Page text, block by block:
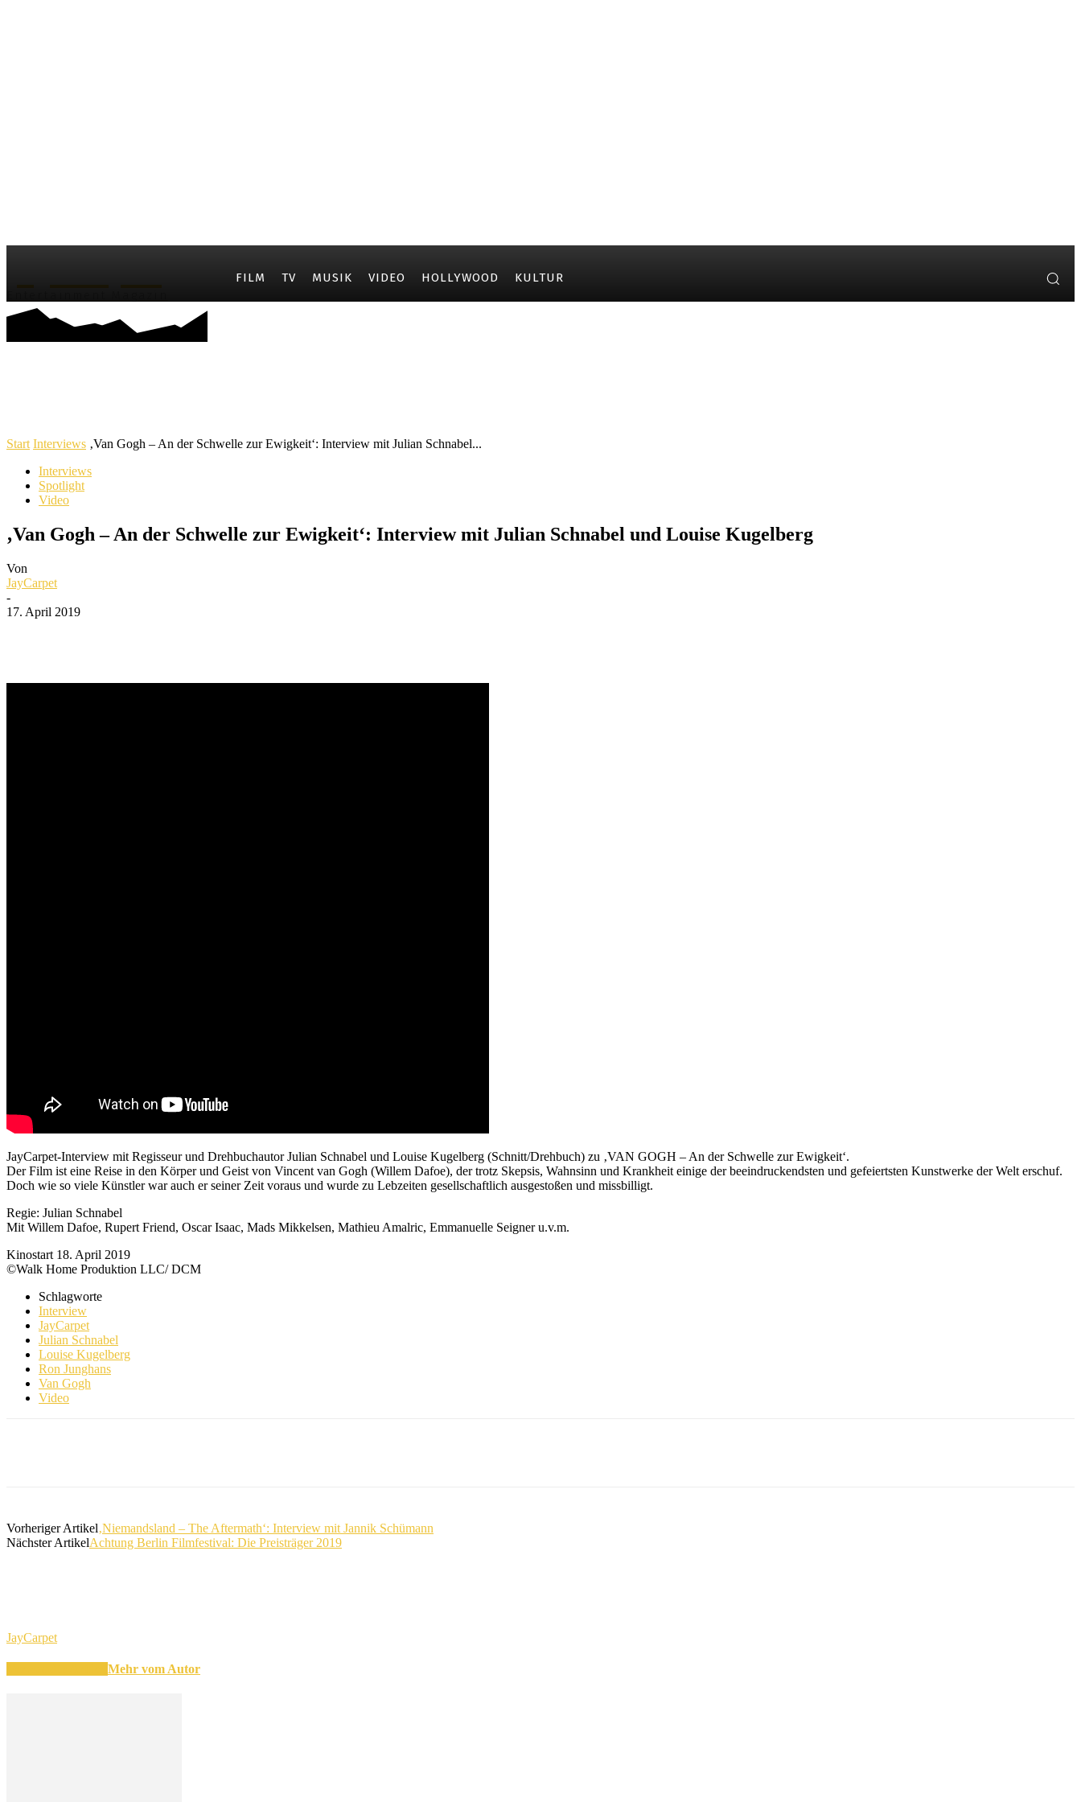
FILM TV MUSIK VIDEO HOLLYWOOD KULTUR
Start Interviews ‚Van Gogh – An der Schwelle zur Ewigkeit‘: Interview mit Julian Schnabel...
Interviews
Spotlight
Video
‚Van Gogh – An der Schwelle zur Ewigkeit‘: Interview mit Julian Schnabel und Louise Kugelberg
Von
JayCarpet
-
17. April 2019
JayCarpet-Interview mit Regisseur und Drehbuchautor Julian Schnabel und Louise Kugelberg (Schnitt/Drehbuch) zu ‚VAN GOGH – An der Schwelle zur Ewigkeit‘.
Der Film ist eine Reise in den Körper und Geist von Vincent van Gogh (Willem Dafoe), der trotz Skepsis, Wahnsinn und Krankheit einige der beeindruckendsten und gefeiertsten Kunstwerke der Welt erschuf.
Doch wie so viele Künstler war auch er seiner Zeit voraus und wurde zu Lebzeiten gesellschaftlich ausgestoßen und missbilligt.
Regie: Julian Schnabel
Mit Willem Dafoe, Rupert Friend, Oscar Isaac, Mads Mikkelsen, Mathieu Amalric, Emmanuelle Seigner u.v.m.
Kinostart 18. April 2019
©Walk Home Produktion LLC/ DCM
Schlagworte
Interview
JayCarpet
Julian Schnabel
Louise Kugelberg
Ron Junghans
Van Gogh
Video
Vorheriger Artikel‚Niemandsland – The Aftermath‘: Interview mit Jannik Schümann
Nächster ArtikelAchtung Berlin Filmfestival: Die Preisträger 2019
JayCarpet
Mehr vom Autor